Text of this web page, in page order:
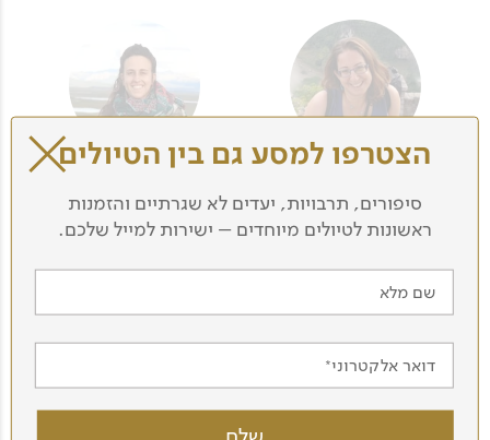
טליה אבר גיא גלבגיסר
הצטרפו למסע גם בין הטיולים
סיפורים, תרבויות, יעדים לא שגרתיים והזמנות
ראשונות לטיולים מיוחדים – ישירות למייל שלכם.
שם מלא
דואר אלקטרוני